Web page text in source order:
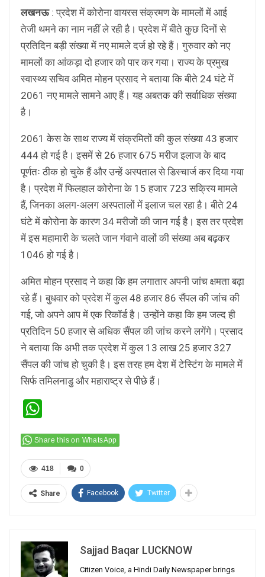
लखनऊ: प्रदेश में कोरोना वायरस संक्रमण के मामलों में आई
तेजी थमने का नाम नहीं ले रही है। प्रदेश में बीते कुछ दिनों से
प्रतिदिन बड़ी संख्या में नए मामले दर्ज हो रहे हैं। गुरुवार को नए
मामलों का आंकड़ा दो हजार को पार कर गया। राज्य के प्रमुख
स्वास्थ्य सचिव अमित मोहन प्रसाद ने बताया कि बीते 24 घंटे में
2061 नए मामले सामने आए हैं। यह अबतक की सर्वाधिक संख्या
है।
2061 केस के साथ राज्य में संक्रमितों की कुल संख्या 43 हजार
444 हो गई है। इसमें से 26 हजार 675 मरीज इलाज के बाद
पूर्णतः ठीक हो चुके हैं और उन्हें अस्पताल से डिस्चार्ज कर दिया गया
है। प्रदेश में फिलहाल कोरोना के 15 हजार 723 सक्रिय मामले
हैं, जिनका अलग-अलग अस्पतालों में इलाज चल रहा है। बीते 24
घंटे में कोरोना के कारण 34 मरीजों की जान गई है। इस तर प्रदेश
में इस महामारी के चलते जान गंवाने वालों की संख्या अब बढ़कर
1046 हो गई है।
अमित मोहन प्रसाद ने कहा कि हम लगातार अपनी जांच क्षमता बढ़ा
रहे हैं। बुधवार को प्रदेश में कुल 48 हजार 86 सैंपल की जांच की
गई, जो अपने आप में एक रिकॉर्ड है। उन्होंने कहा कि हम जल्द ही
प्रतिदिन 50 हजार से अधिक सैंपल की जांच करने लगेंगे। प्रसाद
ने बताया कि अभी तक प्रदेश में कुल 13 लाख 25 हजार 327
सैंपल की जांच हो चुकी है। इस तरह हम देश में टेस्टिंग के मामले में
सिर्फ तमिलनाडु और महाराष्ट्र से पीछे हैं।
Share this on WhatsApp
0
418
Share Facebook Twitter
Sajjad Baqar LUCKNOW
Citizen Voice, a Hindi Daily Newspaper brings